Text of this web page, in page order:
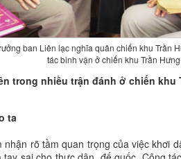
ban Liên lạc nghĩa quân chiến khu Trần
tác binh vận ở chiến khu Trần
trong nhiều trận đánh ở chiến
ta
nhận rõ tầm quan trọng của việc khơi